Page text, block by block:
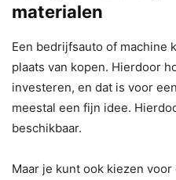
materialen
Een bedrijfsauto of machine
plaats van kopen. Hierdoor
investeren, en dat is voor
meestal een fijn idee.
beschikbaar.
Maar je kunt ook kiezen